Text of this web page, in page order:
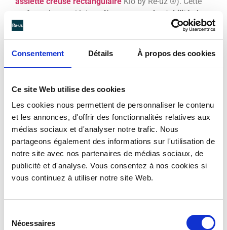
Consentement Détails À propos des cookies
Ce site Web utilise des cookies
Les cookies nous permettent de personnaliser le contenu
et les annonces, d'offrir des fonctionnalités relatives aux
médias sociaux et d'analyser notre trafic. Nous
partageons également des informations sur l'utilisation de
notre site avec nos partenaires de médias sociaux, de
publicité et d'analyse. Vous consentez à nos cookies si
vous continuez à utiliser notre site Web.
Nécessaires
surface plane qui lui confère une
grande stabilité
. 4
petits pieds de 2 mm réhausse l’assiette. 6
centimètres les séparent en largeur, 18 centimètres
les séparent en longueur.
Le couvercle associé à cette barquette Kio by Re-uz ®
dimensions que les pieds. Ainsi, mêmes couvercles
fermés, les contenants peuvent être superposés : les
pieds du contenant supérieur s’encastrent dans les
ergots du couvercle inférieur. Empilés, leur stabilité
est extrême
Superposés et imbriqués, les déplacements sont simplifiés
au pic du service : une stabilité hors du commun pour plus
sont empilables.